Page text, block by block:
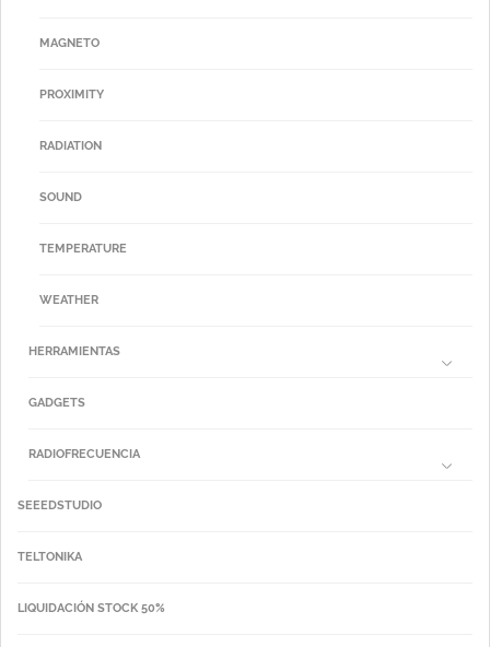
MAGNETO
PROXIMITY
RADIATION
SOUND
TEMPERATURE
WEATHER
HERRAMIENTAS
GADGETS
RADIOFRECUENCIA
SEEEDSTUDIO
TELTONIKA
LIQUIDACIÓN STOCK 50%